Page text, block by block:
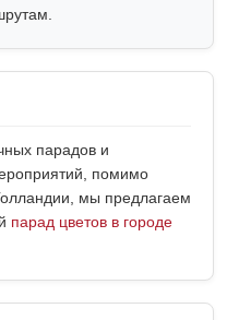
парадов и
помимо
мы предлагаем
парад цветов в городе